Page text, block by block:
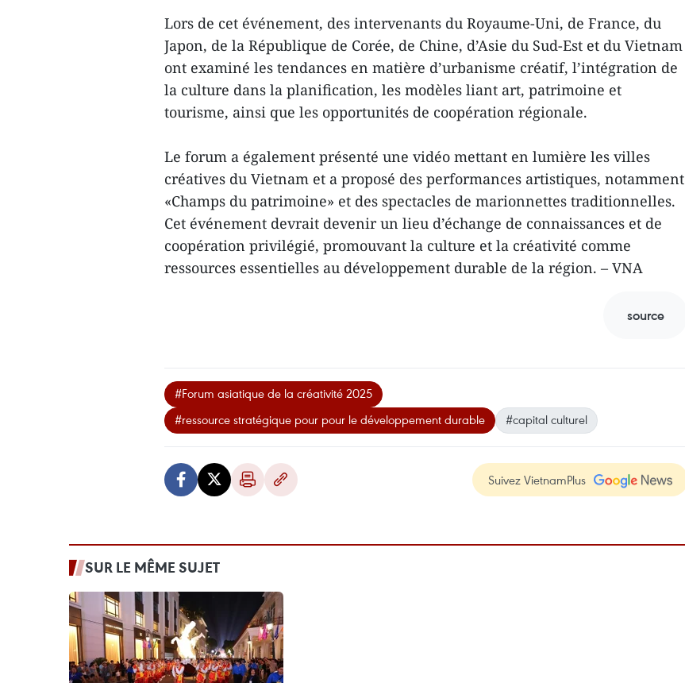
Lors de cet événement, des intervenants du Royaume-Uni, de France, du
Japon, de la République de Corée, de Chine, d’Asie du Sud-Est et du Vietnam
ont examiné les tendances en matière d’urbanisme créatif, l’intégration de
la culture dans la planification, les modèles liant art, patrimoine et
tourisme, ainsi que les opportunités de coopération régionale.
Le forum a également présenté une vidéo mettant en lumière les villes
créatives du Vietnam et a proposé des performances artistiques, notamment
«Champs du patrimoine» et des spectacles de marionnettes traditionnelles.
Cet événement devrait devenir un lieu d’échange de connaissances et de
coopération privilégié, promouvant la culture et la créativité comme
ressources essentielles au développement durable de la région. – VNA
source
#Forum asiatique de la créativité 2025
#ressource stratégique pour pour le développement durable
#capital culturel
Suivez VietnamPlus
SUR LE MÊME SUJET